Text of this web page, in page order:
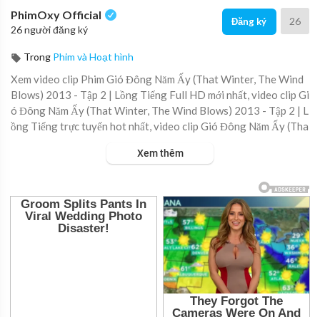
PhimOxy Official
26 người đăng ký
Đăng ký 26
Trong Phim và Hoạt hình
Xem video clip Phim Gió Đông Năm Ấy (That Winter, The Wind
Blows) 2013 - Tập 2 | Lồng Tiếng Full HD mới nhất, video clip Gi
ó Đông Năm Ấy (That Winter, The Wind Blows) 2013 - Tập 2 | L
ồng Tiếng trực tuyến hot nhất, video clip Gió Đông Năm Ấy (Tha
https://viet.tube/watch/
gio-do....ng-nam-ay-that-winte
Xem thêm